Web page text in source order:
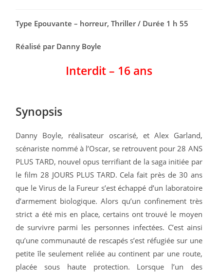
Type Epouvante – horreur, Thriller / Durée 1 h 55
Réalisé par Danny Boyle
Interdit – 16 ans
Synopsis
Danny Boyle, réalisateur oscarisé, et Alex Garland,
scénariste nommé à l’Oscar, se retrouvent pour 28 ANS
PLUS TARD, nouvel opus terrifiant de la saga initiée par
le film 28 JOURS PLUS TARD. Cela fait près de 30 ans
que le Virus de la Fureur s’est échappé d’un laboratoire
d’armement biologique. Alors qu’un confinement très
strict a été mis en place, certains ont trouvé le moyen
de survivre parmi les personnes infectées. C’est ainsi
qu’une communauté de rescapés s’est réfugiée sur une
petite île seulement reliée au continent par une route,
placée sous haute protection. Lorsque l’un des